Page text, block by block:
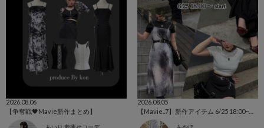
2026.08.06
【争奪戦🖤Mavie新作まとめ】
2026.08.05
【Mavie..7】新作アイテム 6/25 18:00~予約スタート❕